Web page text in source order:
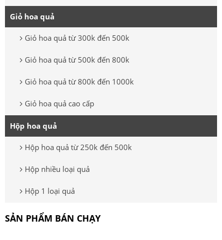
Giỏ hoa quả
Giỏ hoa quả từ 300k đến 500k
Giỏ hoa quả từ 500k đến 800k
Giỏ hoa quả từ 800k đến 1000k
Giỏ hoa quả cao cấp
Hộp hoa quả
Hộp hoa quả từ 250k đến 500k
Hộp nhiều loại quả
Hộp 1 loại quả
SẢN PHẨM BÁN CHẠY